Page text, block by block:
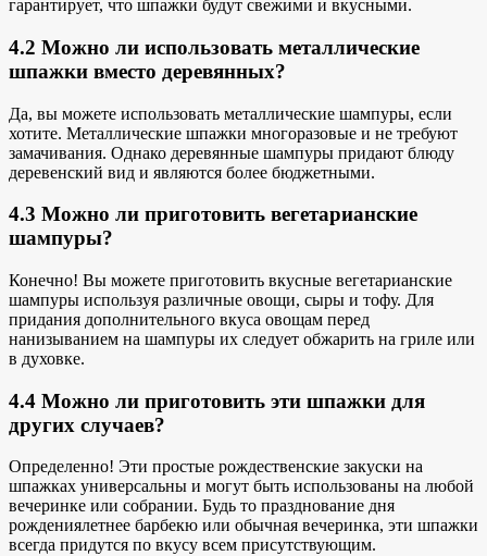
гарантирует, что шпажки будут свежими и вкусными.
4.2 Можно ли использовать металлические
шпажки вместо деревянных?
Да, вы можете использовать металлические шампуры, если
хотите. Металлические шпажки многоразовые и не требуют
замачивания. Однако деревянные шампуры придают блюду
деревенский вид и являются более бюджетными.
4.3 Можно ли приготовить вегетарианские
шампуры?
Конечно! Вы можете приготовить вкусные вегетарианские
шампуры используя различные овощи, сыры и тофу. Для
придания дополнительного вкуса овощам перед
нанизыванием на шампуры их следует обжарить на гриле или
в духовке.
4.4 Можно ли приготовить эти шпажки для
других случаев?
Определенно! Эти простые рождественские закуски на
шпажках универсальны и могут быть использованы на любой
вечеринке или собрании. Будь то празднование дня
рождениялетнее барбекю или обычная вечеринка, эти шпажки
всегда придутся по вкусу всем присутствующим.